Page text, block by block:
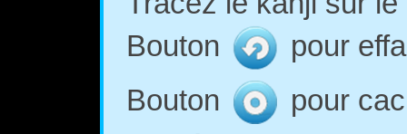
Bouton
pour
Bouton
pour